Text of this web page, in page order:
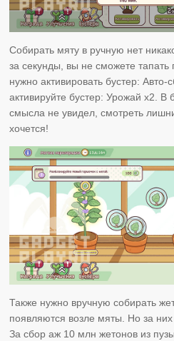
Собирать мяту в ручную нет
за секунды, вы не сможете
нужно активировать бустер:
активируйте бустер: Урожай х2. В
смысла не увидел, смотреть
хочется!
Также нужно вручную собирать
появляются возле мяты. Но за
За сбор аж 10 млн жетонов из